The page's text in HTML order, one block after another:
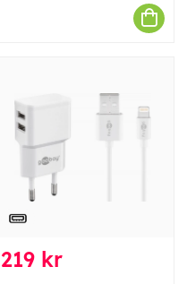
219 kr